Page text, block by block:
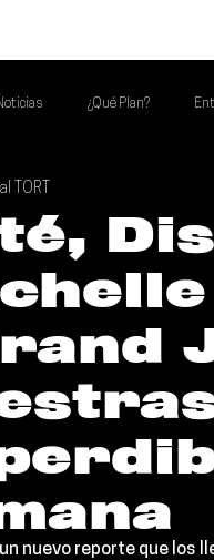
¿Qué Plan?
A...
Mejores de la Semana
TORT
nuevo reporte que los